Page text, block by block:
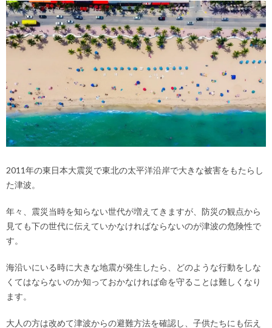
2011年の東日本大震災で東北の太平洋沿岸で大きな被害をもたらし
た津波。
年々、震災当時を知らない世代が増えてきますが、防災の観点から
見ても下の世代に伝えていかなければならないのが津波の危険性で
す。
海沿いにいる時に大きな地震が発生したら、どのような行動をしな
くてはならないのか知っておかなければ命を守ることは難しくなり
ます。
大人の方は改めて津波からの避難方法を確認し、子供たちにも伝え